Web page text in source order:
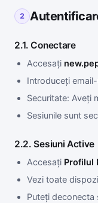
2
2.1. Conectare
Accesați
Introduceți
Securitate: Aveți
Sesiunile sunt
2.2. Sesiuni Active
Accesați Profilul
Vezi toate
Puteți deconecta